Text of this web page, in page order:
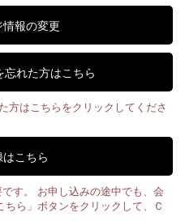
方はこちらをクリックしてくださ
す。 お申し込みの途中でも、会
ら」ボタンをクリックして、Ｃ